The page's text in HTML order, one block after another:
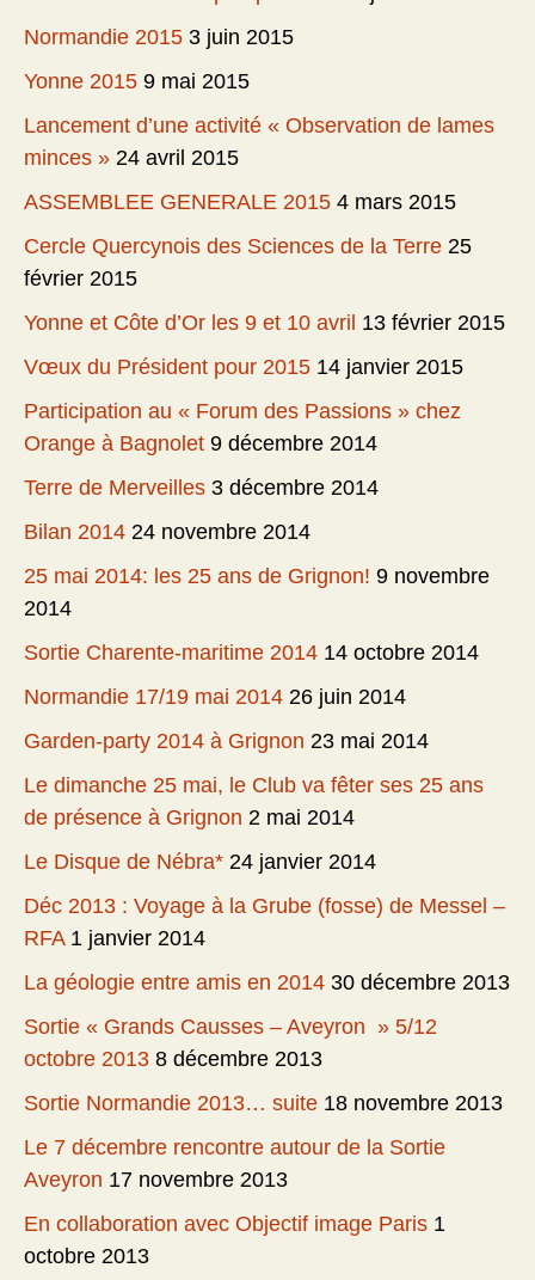
Normandie 2015 3 juin 2015
Yonne 2015 9 mai 2015
Lancement d’une activité « Observation de lames
minces » 24 avril 2015
ASSEMBLEE GENERALE 2015 4 mars 2015
Cercle Quercynois des Sciences de la Terre 25
février 2015
Yonne et Côte d’Or les 9 et 10 avril 13 février 2015
Vœux du Président pour 2015 14 janvier 2015
Participation au « Forum des Passions » chez
Orange à Bagnolet 9 décembre 2014
Terre de Merveilles 3 décembre 2014
Bilan 2014 24 novembre 2014
25 mai 2014: les 25 ans de Grignon! 9 novembre
2014
Sortie Charente-maritime 2014 14 octobre 2014
Normandie 17/19 mai 2014 26 juin 2014
Garden-party 2014 à Grignon 23 mai 2014
Le dimanche 25 mai, le Club va fêter ses 25 ans
de présence à Grignon 2 mai 2014
Le Disque de Nébra* 24 janvier 2014
Déc 2013 : Voyage à la Grube (fosse) de Messel –
RFA 1 janvier 2014
La géologie entre amis en 2014 30 décembre 2013
Sortie « Grands Causses – Aveyron » 5/12
octobre 2013 8 décembre 2013
Sortie Normandie 2013… suite 18 novembre 2013
Le 7 décembre rencontre autour de la Sortie
Aveyron 17 novembre 2013
En collaboration avec Objectif image Paris 1
octobre 2013